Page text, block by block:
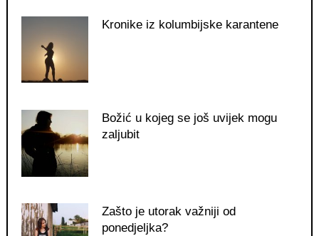
Kronike iz kolumbijske karantene
Božić u kojeg se još uvijek mogu
zaljubit
Zašto je utorak važniji od
ponedjeljka?